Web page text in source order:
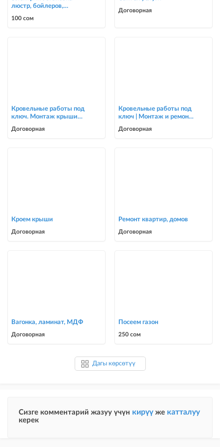
люстр, бойлеров,
0700303090
100 сом
Договорная
Кровельные работы под
ключ. Монтаж крыши
коттеджей
Договорная
Кровельные работы под
ключ | Монтаж и ремонт
Договорная
Кроем крыши
Договорная
Ремонт квартир, домов
Договорная
Вагонка, ламинат, МДФ
Договорная
Посеем газон
250 сом
Дагы көрсөтүү
Сизге комментарий жазуу үчүн кирүү же катталуу
керек